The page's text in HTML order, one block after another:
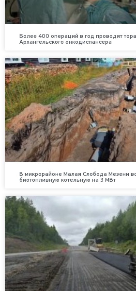
Более 400 операций в год проводят
Архангельского онкодиспансера
В микрорайоне Малая Слобода Мезени
биотопливную котельную на 3 МВт